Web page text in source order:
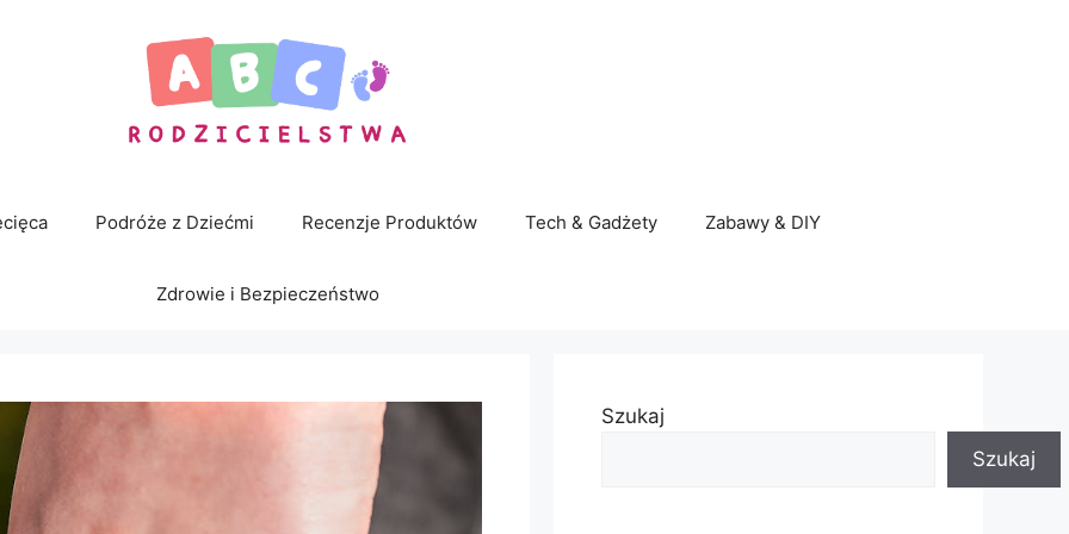
Podróże z Dziećmi Recenzje Produktów Tech & Gadżety Zabawy & DIY
Zdrowie i Bezpieczeństwo
Szukaj
Szukaj